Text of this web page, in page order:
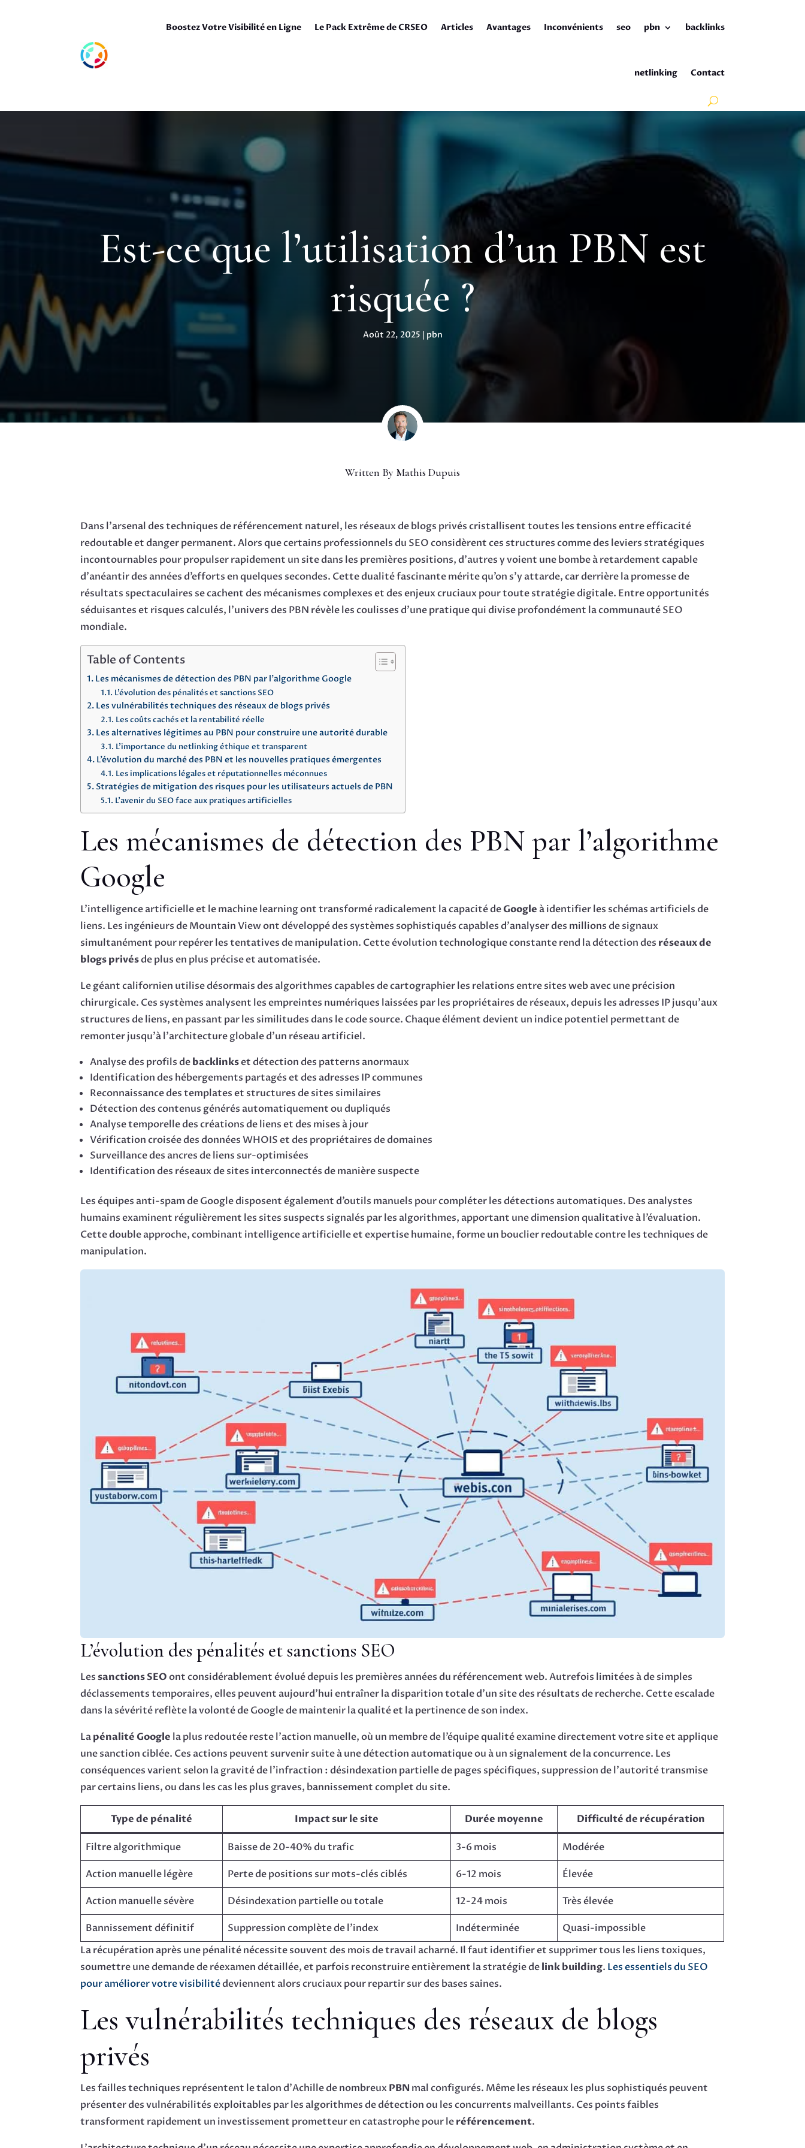
Boostez Votre Visibilité en Ligne Le Pack Extrême de CRSEO Articles Avantages Inconvénients seo pbn backlinks
netlinking Contact
Est-ce que l’utilisation d’un PBN est
risquée ?
Août 22, 2025 | pbn
Written By Mathis Dupuis
Dans l’arsenal des techniques de référencement naturel, les réseaux de blogs privés cristallisent toutes les tensions entre efficacité
redoutable et danger permanent. Alors que certains professionnels du SEO considèrent ces structures comme des leviers stratégiques
incontournables pour propulser rapidement un site dans les premières positions, d’autres y voient une bombe à retardement capable
d’anéantir des années d’efforts en quelques secondes. Cette dualité fascinante mérite qu’on s’y attarde, car derrière la promesse de
résultats spectaculaires se cachent des mécanismes complexes et des enjeux cruciaux pour toute stratégie digitale. Entre opportunités
séduisantes et risques calculés, l’univers des PBN révèle les coulisses d’une pratique qui divise profondément la communauté SEO
mondiale.
Table of Contents
Les mécanismes de détection des PBN par l’algorithme Google
L’évolution des pénalités et sanctions SEO
Les vulnérabilités techniques des réseaux de blogs privés
Les coûts cachés et la rentabilité réelle
Les alternatives légitimes au PBN pour construire une autorité durable
L’importance du netlinking éthique et transparent
L’évolution du marché des PBN et les nouvelles pratiques émergentes
Les implications légales et réputationnelles méconnues
Stratégies de mitigation des risques pour les utilisateurs actuels de PBN
L’avenir du SEO face aux pratiques artificielles
Les mécanismes de détection des PBN par l’algorithme
Google
L’intelligence artificielle et le machine learning ont transformé radicalement la capacité deGoogle à identifier les schémas artificiels de
liens. Les ingénieurs de Mountain View ont développé des systèmes sophistiqués capables d’analyser des millions de signaux
simultanément pour repérer les tentatives de manipulation. Cette évolution technologique constante rend la détection des réseaux de
blogs privésde plus en plus précise et automatisée.
Le géant californien utilise désormais des algorithmes capables de cartographier les relations entre sites web avec une précision
chirurgicale. Ces systèmes analysent les empreintes numériques laissées par les propriétaires de réseaux, depuis les adresses IP jusqu’aux
structures de liens, en passant par les similitudes dans le code source. Chaque élément devient un indice potentiel permettant de
remonter jusqu’à l’architecture globale d’un réseau artificiel.
Analyse des profils debacklinkset détection des patterns anormaux
Identification des hébergements partagés et des adresses IP communes
Reconnaissance des templates et structures de sites similaires
Détection des contenus générés automatiquement ou dupliqués
Analyse temporelle des créations de liens et des mises à jour
Vérification croisée des données WHOIS et des propriétaires de domaines
Surveillance des ancres de liens sur-optimisées
Identification des réseaux de sites interconnectés de manière suspecte
Les équipes anti-spam de Google disposent également d’outils manuels pour compléter les détections automatiques. Des analystes
humains examinent régulièrement les sites suspects signalés par les algorithmes, apportant une dimension qualitative à l’évaluation.
Cette double approche, combinant intelligence artificielle et expertise humaine, forme un bouclier redoutable contre les techniques de
manipulation.
L’évolution des pénalités et sanctions SEO
Lessanctions SEOont considérablement évolué depuis les premières années du référencement web. Autrefois limitées à de simples
déclassements temporaires, elles peuvent aujourd’hui entraîner la disparition totale d’un site des résultats de recherche. Cette escalade
dans la sévérité reflète la volonté de Google de maintenir la qualité et la pertinence de son index.
Lapénalité Google la plus redoutée reste l’action manuelle, où un membre de l’équipe qualité examine directement votre site et applique
une sanction ciblée. Ces actions peuvent survenir suite à une détection automatique ou à un signalement de la concurrence. Les
conséquences varient selon la gravité de l’infraction : désindexation partielle de pages spécifiques, suppression de l’autorité transmise
par certains liens, ou dans les cas les plus graves, bannissement complet du site.
Type de pénalité Impact sur le site Durée moyenne Difficulté de récupération
Filtre algorithmique Baisse de 20-40% du trafic 3-6 mois Modérée
Action manuelle légère Perte de positions sur mots-clés ciblés 6-12 mois Élevée
Action manuelle sévère Désindexation partielle ou totale 12-24 mois Très élevée
Bannissement définitif Suppression complète de l’index Indéterminée
Quasi-impossible
La récupération après une pénalité nécessite souvent des mois de travail acharné. Il faut identifier et supprimer tous les liens toxiques,
soumettre une demande de réexamen détaillée, et parfois reconstruire entièrement la stratégie delink building. Les essentiels du SEO
pour améliorer votre visibilitédeviennent alors cruciaux pour repartir sur des bases saines.
Les vulnérabilités techniques des réseaux de blogs
privés
Les failles techniques représentent le talon d’Achille de nombreuxPBN mal configurés. Même les réseaux les plus sophistiqués peuvent
présenter des vulnérabilités exploitables par les algorithmes de détection ou les concurrents malveillants. Ces points faibles
transforment rapidement un investissement prometteur en catastrophe pour leréférencement.